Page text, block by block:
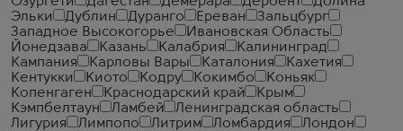
Эльки
Дублин Дуранго Ереван
Зальцбург
Западное Высокогорье
Ивановская Область
Йонедзава
Казань Калабрия
Калининград
Кампания
Карловы Вары Каталония
Кахетия
Кентукки
Киото Кодру Кокимбо
Коньяк
Копенгаген
Краснодарский край
Крым
Кэмпбелтаун
Ламбей
Ленинградская область
Лигурия
Лимпопо Литрим Ломбардия
Лондон